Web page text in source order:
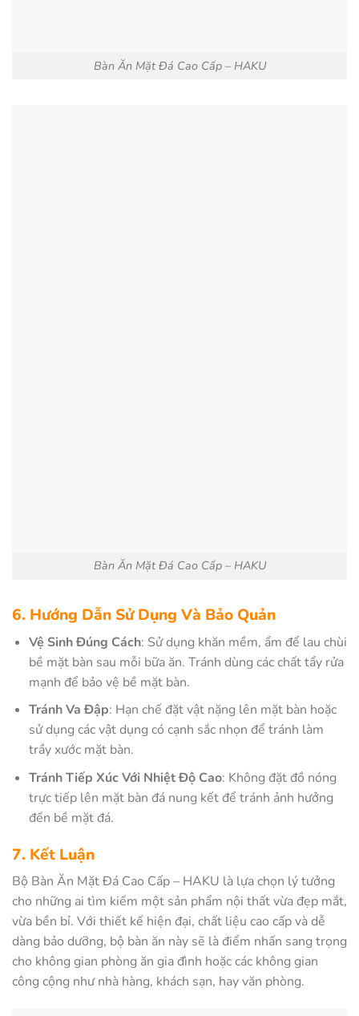
Bàn Ăn Mặt Đá Cao Cấp – HAKU
Bàn Ăn Mặt Đá Cao Cấp – HAKU
6. Hướng Dẫn Sử Dụng Và Bảo Quản
Vệ Sinh Đúng Cách: Sử dụng khăn mềm, ẩm để lau chùi
bề mặt bàn sau mỗi bữa ăn. Tránh dùng các chất tẩy rửa
mạnh để bảo vệ bề mặt bàn.
Tránh Va Đập: Hạn chế đặt vật nặng lên mặt bàn hoặc
sử dụng các vật dụng có cạnh sắc nhọn để tránh làm
trầy xước mặt bàn.
Tránh Tiếp Xúc Với Nhiệt Độ Cao: Không đặt đồ nóng
trực tiếp lên mặt bàn đá nung kết để tránh ảnh hưởng
đến bề mặt đá.
7. Kết Luận
Bộ Bàn Ăn Mặt Đá Cao Cấp – HAKU là lựa chọn lý tưởng
cho những ai tìm kiếm một sản phẩm nội thất vừa đẹp mắt,
vừa bền bỉ. Với thiết kế hiện đại, chất liệu cao cấp và dễ
dàng bảo dưỡng, bộ bàn ăn này sẽ là điểm nhấn sang trọng
cho không gian phòng ăn gia đình hoặc các không gian
công cộng như nhà hàng, khách sạn, hay văn phòng.